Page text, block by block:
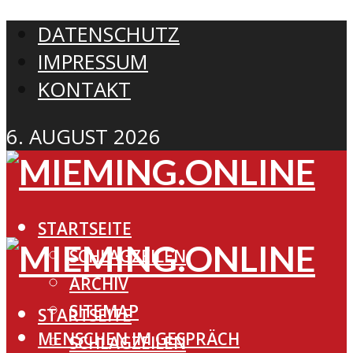
DATENSCHUTZ
IMPRESSUM
KONTAKT
6. AUGUST 2026
STARTSEITE
SCHLAGZEILEN
ARCHIV
SITEMAP
MENSCHEN IM GESPRÄCH
STARTSEITE
SCHLAGZEILEN